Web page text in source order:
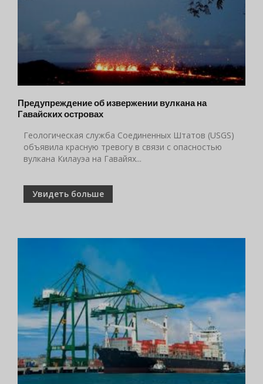
Предупреждение об извержении вулкана на
Гавайских островах
Геологическая служба Соединенных Штатов (USGS)
объявила красную тревогу в связи с опасностью
вулкана Килауэа на Гавайях...
Увидеть больше